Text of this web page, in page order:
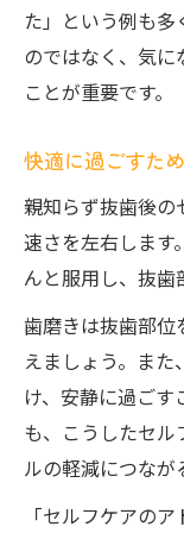
た」という例も
のではなく、気
ことが重要です。
快適に過ごすた
親知らず抜歯後の
速さを左右します
んと服用し、抜歯
歯磨きは抜歯部位
えましょう。ま
け、安静に過ご
も、こうしたセ
ルの軽減につなが
「セルフケアの